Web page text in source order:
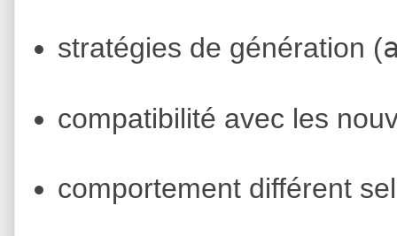
stratégies de génération (
compatibilité avec les
comportement différent